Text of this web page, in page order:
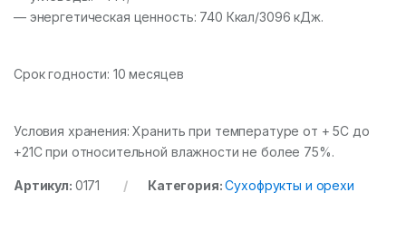
— энергетическая ценность: 740 Ккал/3096 кДж.
Срок годности: 10 месяцев
Условия хранения: Хранить при температуре от + 5С до
+21С при относительной влажности не более 75%.
Артикул: 0171 Категория:Сухофрукты и орехи